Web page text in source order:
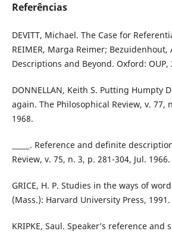
Referências
DEVITT, Michael. The Case for
REIMER, Marga Reimer; Bezuidenhout,
Descriptions and Beyond. Oxford: OUP,
DONNELLAN, Keith S. Putting Humpty
again. The Philosophical Review, v. 77,
1968.
_____. Reference and definite
Review, v. 75, n. 3, p. 281-304, Jul. 1966.
GRICE, H. P. Studies in the ways of
(Mass.): Harvard University Press, 1991.
KRIPKE, Saul. Speaker’s reference and